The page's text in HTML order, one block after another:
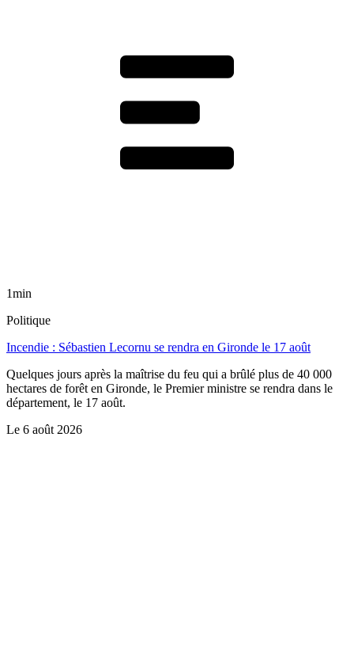
1min
Politique
Incendie : Sébastien Lecornu se rendra en Gironde le 17 août
Quelques jours après la maîtrise du feu qui a brûlé plus de 40 000
hectares de forêt en Gironde, le Premier ministre se rendra dans le
département, le 17 août.
Le 6 août 2026